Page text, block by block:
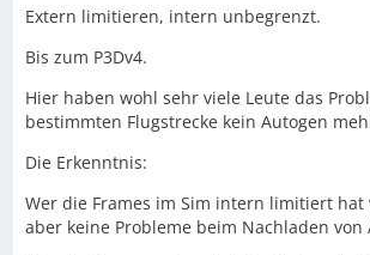
Extern limitieren, intern unbegrenzt.
Bis zum P3Dv4.
Hier haben wohl sehr viele Leute das
bestimmten Flugstrecke kein Autogen
Die Erkenntnis:
Wer die Frames im Sim intern limitiert hat
aber keine Probleme beim Nachladen von